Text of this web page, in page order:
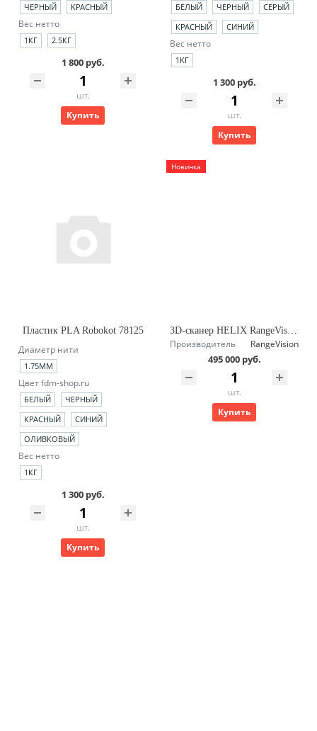
ЧЕРНЫЙ КРАСНЫЙ
Вес нетто
1КГ 2.5КГ
1 800 руб.
шт.
Купить
БЕЛЫЙ ЧЕРНЫЙ
СЕРЫЙ
КРАСНЫЙ
СИНИЙ
Вес нетто
1КГ
1 300 руб.
шт.
Купить
Пластик PLA Robokot 78125
Диаметр нити
1.75ММ
Цвет fdm-shop.ru
БЕЛЫЙ
ЧЕРНЫЙ
КРАСНЫЙ
СИНИЙ
ОЛИВКОВЫЙ
Вес нетто
1КГ
1 300 руб.
шт.
Купить
Новинка
3D-сканер HELIX RangeVision
Производитель RangeVision
495 000 руб.
шт.
Купить